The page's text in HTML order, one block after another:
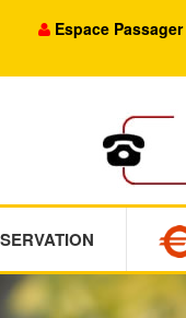
Espace Passager